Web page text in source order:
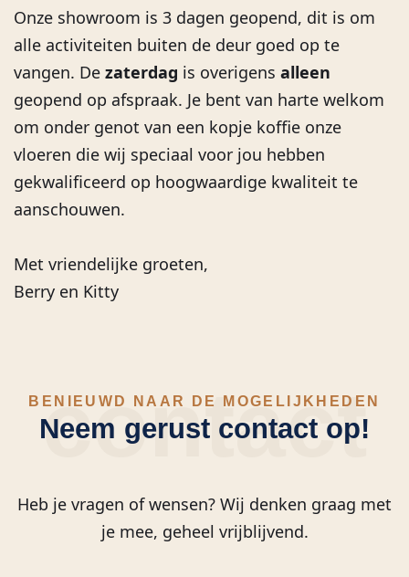
Onze showroom is 3 dagen geopend, dit is om
alle activiteiten buiten de deur goed op te
vangen. De zaterdag is overigens alleen
geopend op afspraak. Je bent van harte welkom
om onder genot van een kopje koffie onze
vloeren die wij speciaal voor jou hebben
gekwalificeerd op hoogwaardige kwaliteit te
aanschouwen.
Met vriendelijke groeten,
Berry en Kitty
contact
BENIEUWD NAAR DE MOGELIJKHEDEN
Neem gerust contact op!
Heb je vragen of wensen? Wij denken graag met
je mee, geheel vrijblijvend.